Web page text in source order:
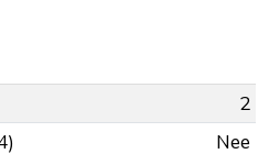
2
Nee